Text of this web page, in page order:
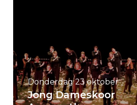
Donderdag 23 oktober
Jong Dameskoor